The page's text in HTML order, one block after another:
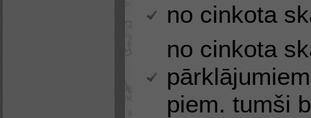
no cinkota
no cinkota
piem. tumši